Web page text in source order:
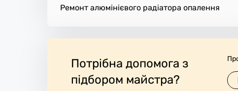
Ремонт алюмінієвого радіатора опалення
Потрібна допомога з
підбором майстра?